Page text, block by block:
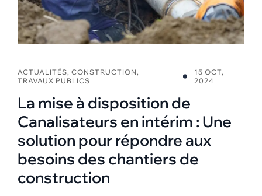
ACTUALITÉS, CONSTRUCTION,
TRAVAUX PUBLICS
15 OCT,
2024
La mise à disposition de
Canalisateurs en intérim : Une
solution pour répondre aux
besoins des chantiers de
construction